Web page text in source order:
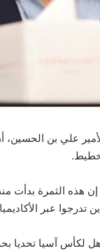
علي بن
الثمرة بدأت
تدرجوا عبر
آسيا تحديا